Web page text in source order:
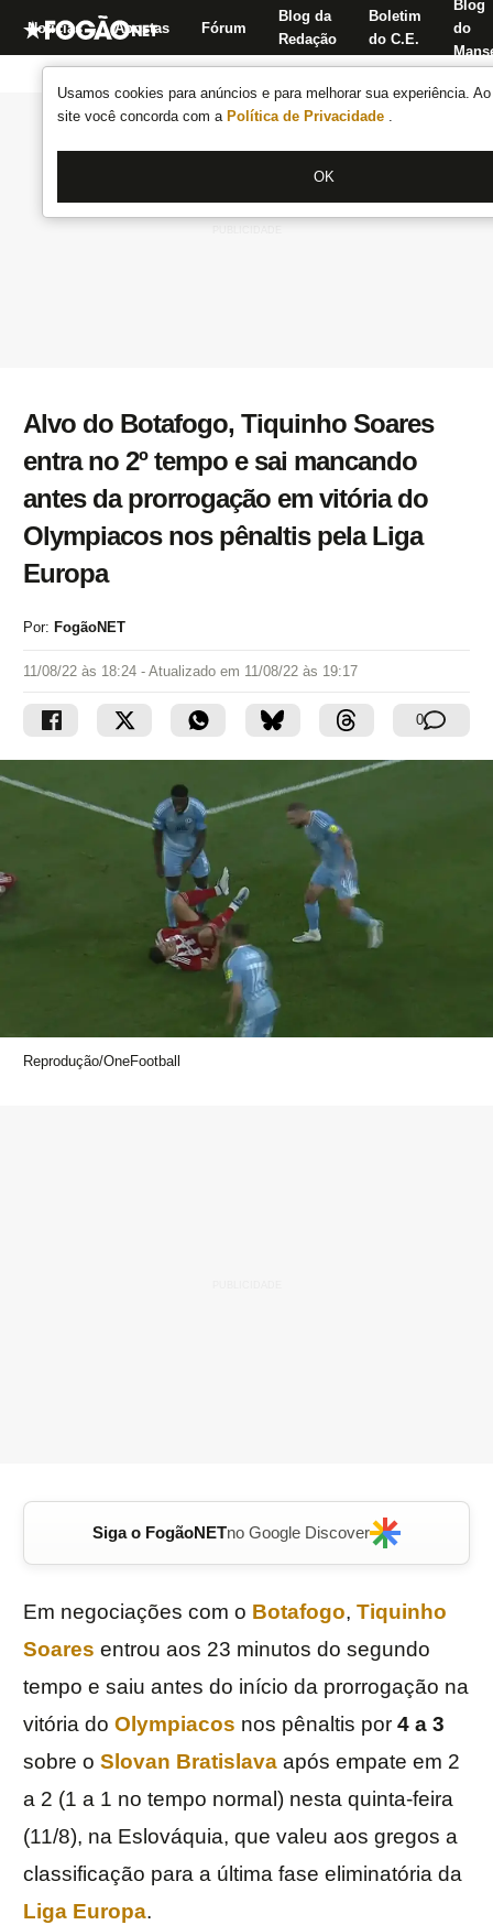
Usamos cookies para anúncios e para melhorar sua experiência.
site você concorda com a Política de Privacidade .
OK
Notícias Apostas Fórum
Blog da
Redação
Boletim
do C.E.
Blog
do
Alvo do Botafogo, Tiquinho Soares
entra no 2º tempo e sai mancando
antes da prorrogação em vitória do
Olympiacos nos pênaltis pela Liga
Europa
Por: FogãoNET
11/08/22 às 18:24 - Atualizado em 11/08/22 às 19:17
0
Reprodução/OneFootball
Siga o FogãoNETno Google Discover
Em negociações com o Botafogo, Tiquinho
Soares entrou aos 23 minutos do segundo
tempo e saiu antes do início da prorrogação na
vitória do Olympiacos nos pênaltis por 4 a 3
sobre o Slovan Bratislava após empate em 2
a 2 (1 a 1 no tempo normal) nesta quinta-feira
(11/8), na Eslováquia, que valeu aos gregos a
classificação para a última fase eliminatória da
Liga Europa.